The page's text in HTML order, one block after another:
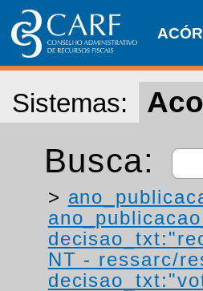
Sistemas:
Busca:
>
NT - ressarc/